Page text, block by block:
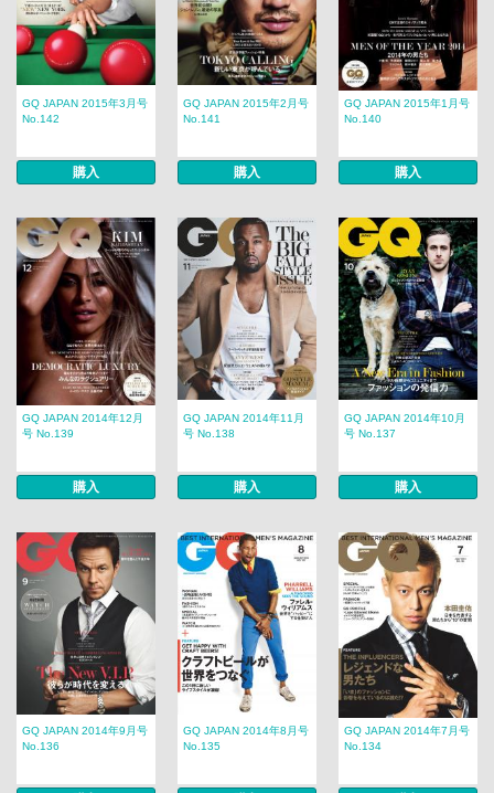
GQ JAPAN 2015年3月号
No.142
購入
GQ JAPAN 2015年2月号
No.141
購入
GQ JAPAN 2015年1月号
No.140
購入
GQ JAPAN 2014年12月
号 No.139
購入
GQ JAPAN 2014年11月
号 No.138
購入
GQ JAPAN 2014年10月
号 No.137
購入
GQ JAPAN 2014年9月号
No.136
GQ JAPAN 2014年8月号
No.135
GQ JAPAN 2014年7月号
No.134